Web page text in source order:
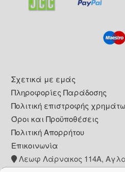
Footer
Σχετικά με εμάς
Πληροφορίες Παράδοσης
Πολιτική επιστροφής
Όροι και Προϋποθέσεις
Πολιτική Απορρήτου
Επικοινωνία
Λεωφ Λάρνακος 114Α,